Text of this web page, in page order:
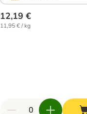
12,19 €
11,95 € / kg